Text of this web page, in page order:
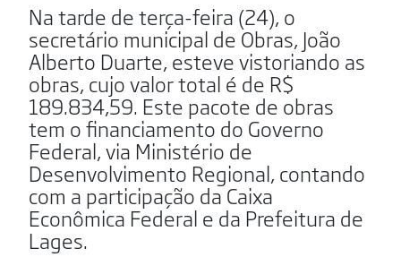
Na tarde de terça-feira (24), o
secretário municipal de Obras, João
Alberto Duarte, esteve vistoriando as
obras, cujo valor total é de R$
189.834,59. Este pacote de obras
tem o financiamento do Governo
Federal, via Ministério de
Desenvolvimento Regional, contando
com a participação da Caixa
Econômica Federal e da Prefeitura de
Lages.